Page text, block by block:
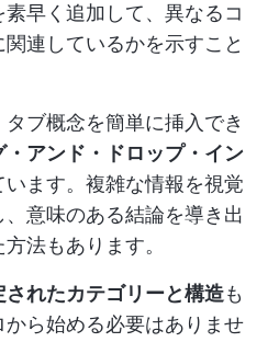
早く追加して、異なるコ
連しているかを示すこと
ブ概念を簡単に挿入でき
アンド・ドロップ・イン
います。複雑な情報を視覚
意味のある結論を導き出
法もあります。
されたカテゴリーと構造も
ら始める必要はありませ